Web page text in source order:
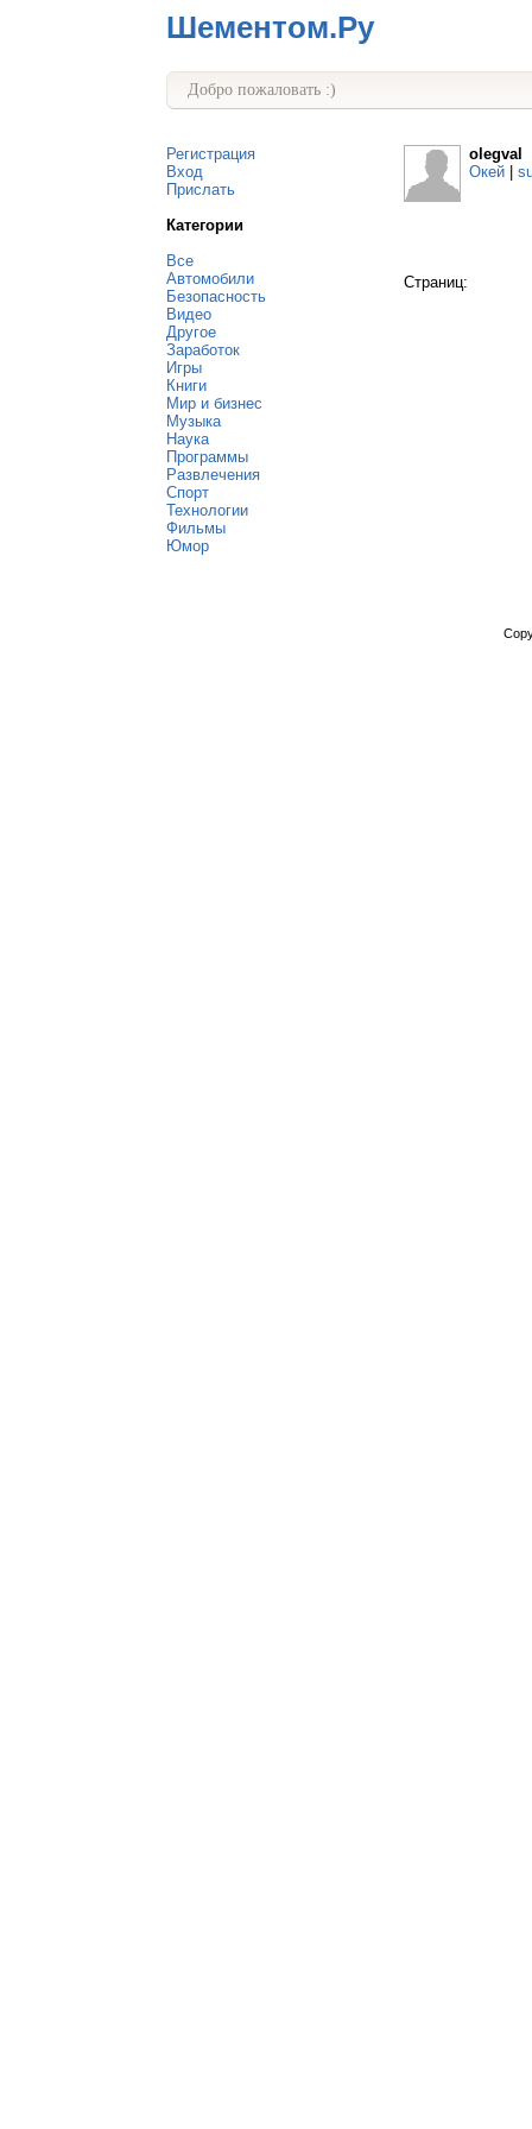
Шементом.Ру
Добро пожаловать :)
Регистрация
Вход
Прислать
Категории
Все
Автомобили
Безопасность
Видео
Другое
Заработок
Игры
Книги
Мир и бизнес
Музыка
Наука
Программы
Развлечения
Спорт
Технологии
Фильмы
Юмор
olegval
Окей
Страниц: